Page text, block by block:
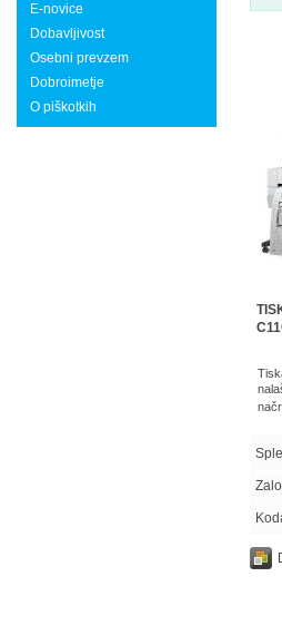
E-novice
Dobavljivost
Osebni prevzem
Dobroimetje
O piškotkih